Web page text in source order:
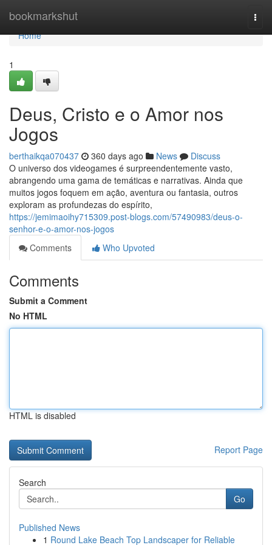
bookmarkshut
Home
Home
1
Deus, Cristo e o Amor nos
Jogos
berthaikqa070437 360 days ago News
Discuss
O universo dos videogames é surpreendentemente vasto,
abrangendo uma gama de temáticas e narrativas. Ainda que
muitos jogos foquem em ação, aventura ou fantasia, outros
exploram as profundezas do espírito,
https://jemimaoihy715309.post-blogs.com/57490983/deus-o-
senhor-e-o-amor-nos-jogos
Comments
Who Upvoted
Comments
Submit a Comment
No HTML
HTML is disabled
Report Page
Search
Go
Published News
1 Round Lake Beach Top Landscaper for Reliable